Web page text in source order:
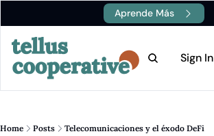
Aprende Más
Boletín
Canales
Aprende
Eventos Sign In
Home Posts Telecomunicaciones y el éxodo DeFi